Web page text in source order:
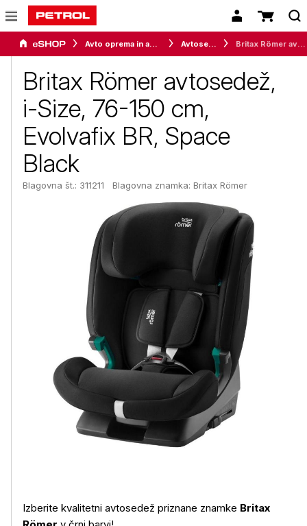
Avto oprema in avtomobilizem Avtosedeži Britax Römer avtosedež, i-Size, 76-150 cm, Evolvafix BR, Space Black
Britax Römer avtosedež,
i-Size, 76-150 cm,
Evolvafix BR, Space
Black
Blagovna št.: 311211 Blagovna znamka: Britax Römer
Izberite kvalitetni avtosedež priznane znamke Britax